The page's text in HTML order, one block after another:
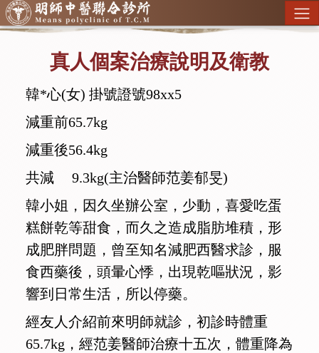
真人個案治療說明及衛教
韓*心(女) 掛號證號98xx5
減重前65.7kg
減重後56.4kg
共減 9.3kg(主治醫師范姜郁旻)
韓小姐，因久坐辦公室，少動，喜愛吃蛋
糕餅乾等甜食，而久之造成脂肪堆積，形
成肥胖問題，曾至知名減肥西醫求診，服
食西藥後，頭暈心悸，出現乾嘔狀況，影
響到日常生活，所以停藥。
經友人介紹前來明師就診，初診時體重
65.7kg，經范姜醫師治療十五次，體重降為